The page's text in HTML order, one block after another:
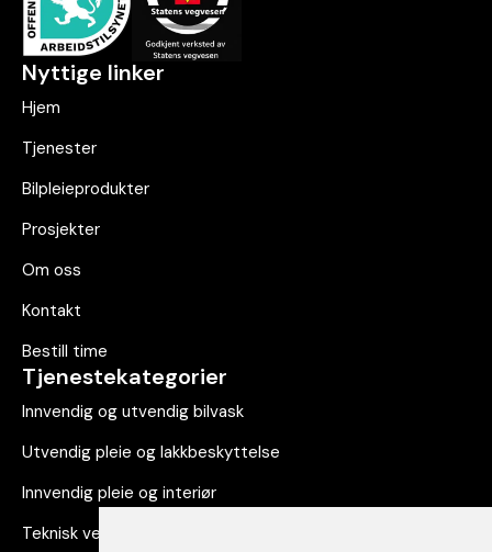
Nyttige linker
Hjem
Tjenester
Bilpleieprodukter
Prosjekter
Om oss
Kontakt
Bestill time
Tjenestekategorier
Innvendig og utvendig bilvask
Utvendig pleie og lakkbeskyttelse
Innvendig pleie og interiør
Teknisk vedlikehold